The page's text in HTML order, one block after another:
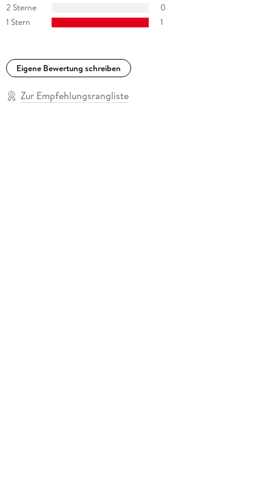
2 Sterne
0
1 Stern
1
Eigene Bewertung schreiben
Zur Empfehlungsrangliste